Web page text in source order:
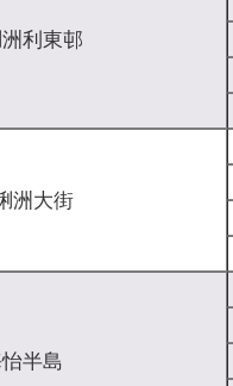
利東邨
洲大街
半島